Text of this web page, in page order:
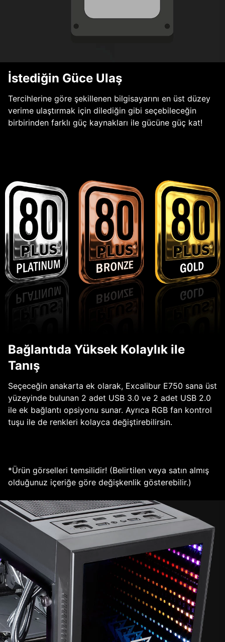
İstediğin Güce Ulaş
Tercihlerine göre şekillenen bilgisayarını en üst düzey
verime ulaştırmak için dilediğin gibi seçebileceğin
birbirinden farklı güç kaynakları ile gücüne güç kat!
Bağlantıda Yüksek Kolaylık ile
Tanış
Seçeceğin anakarta ek olarak, Excalibur E750 sana üst
yüzeyinde bulunan 2 adet USB 3.0 ve 2 adet USB 2.0
ile ek bağlantı opsiyonu sunar. Ayrıca RGB fan kontrol
tuşu ile de renkleri kolayca değiştirebilirsin.
*Ürün görselleri temsilidir! (Belirtilen veya satın almış
olduğunuz içeriğe göre değişkenlik gösterebilir.)